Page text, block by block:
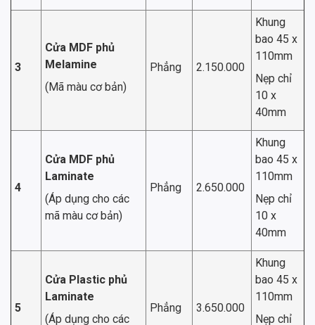
3
Cửa MDF phủ
Melamine
(Mã màu cơ bản)
Phẳng 2.150.000
Khung
bao 45 x
110mm
Nẹp chỉ
10 x
40mm
4
Cửa MDF phủ
Laminate
(Áp dụng cho các
mã màu cơ bản)
Phẳng 2.650.000
Khung
bao 45 x
110mm
Nẹp chỉ
10 x
40mm
5
Cửa Plastic phủ
Laminate
(Áp dụng cho các
Phẳng 3.650.000
Khung
bao 45 x
110mm
Nẹp chỉ